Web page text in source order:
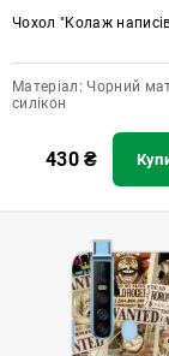
Чохол "Колаж
Матеріал: Чорний
силікон
430₴